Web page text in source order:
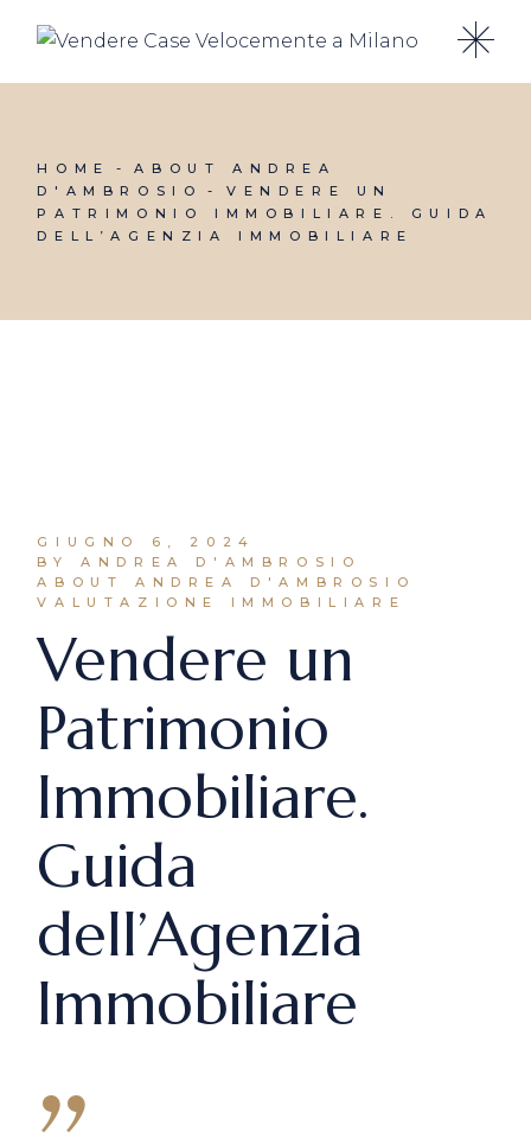
HOME
ABOUT ANDREA
D'AMBROSIO
VENDERE UN
PATRIMONIO IMMOBILIARE. GUIDA
DELL’AGENZIA IMMOBILIARE
GIUGNO 6, 2024
BY ANDREA D'AMBROSIO
ABOUT ANDREA D'AMBROSIO
VALUTAZIONE IMMOBILIARE
Vendere un
Patrimonio
Immobiliare.
Guida
dell’Agenzia
Immobiliare